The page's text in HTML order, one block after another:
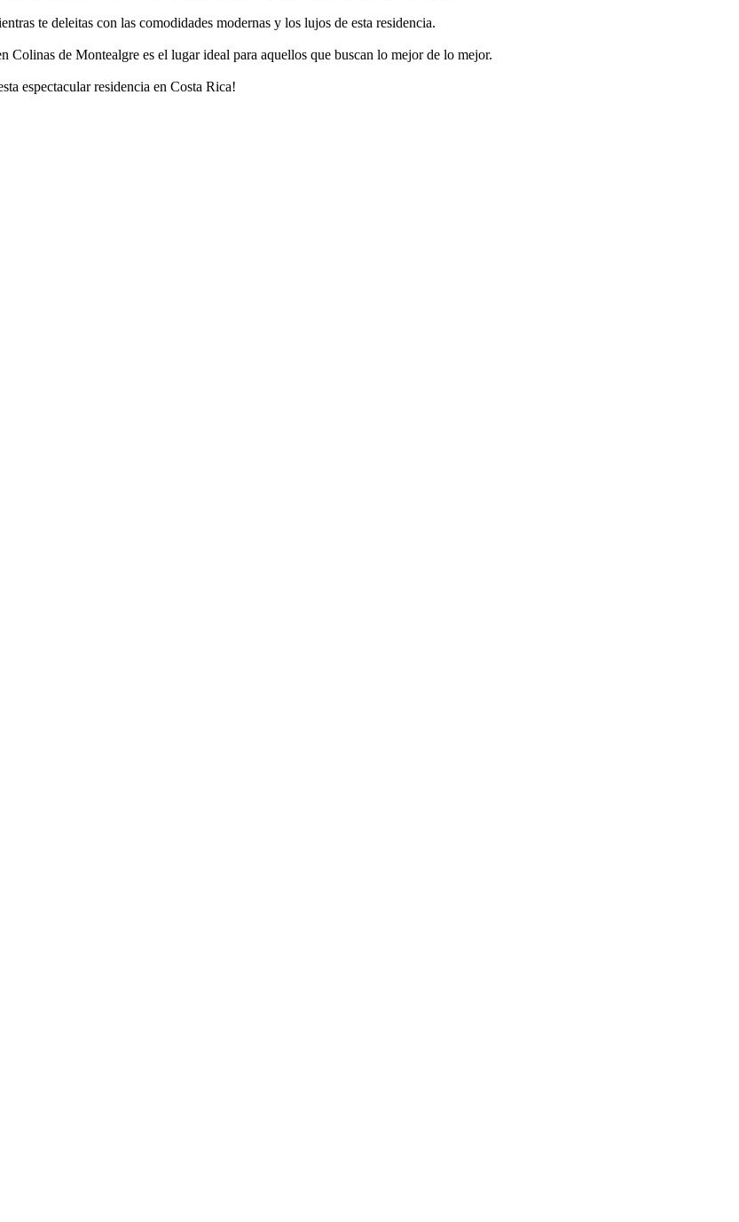
te deleitas con las comodidades modernas y los lujos de esta residencia.
Colinas de Montealgre es el lugar ideal para aquellos que buscan lo mejor de lo mejor.
espectacular residencia en Costa Rica!